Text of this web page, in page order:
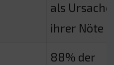
als Ursache
ihrer Nöte
88% der